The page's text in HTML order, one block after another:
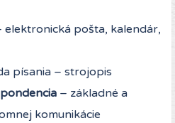
pošta, kalendár,
písania – strojopis
– základné a
komunikácie